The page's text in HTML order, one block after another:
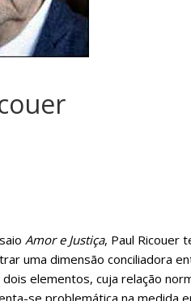
Amor e Justiça, Paul Ricouer
uma dimensão conciliadora
elementos, cuja relação
se problemática na medida